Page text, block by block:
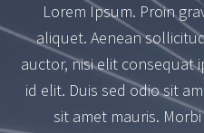
Lorem Ipsum. Proin
aliquet. Aenean
auctor, nisi elit consequat
id elit. Duis sed odio sit
sit amet mauris.